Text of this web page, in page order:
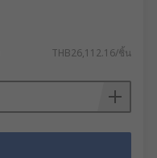
THB26,112.16/ชิ้น